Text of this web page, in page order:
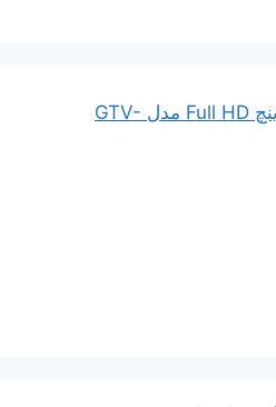
تلویزیون جی پلاس 43 اینچ Full HD مدل GTV-